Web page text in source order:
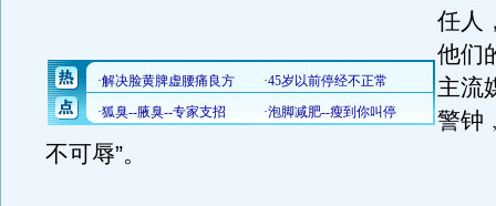
任人
他们
主流
警钟
不可辱”。